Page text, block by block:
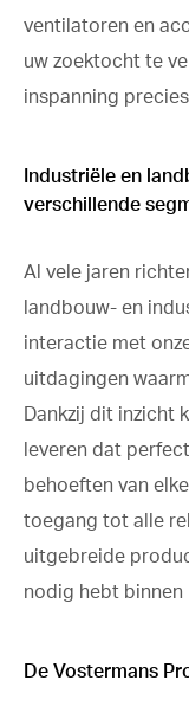
ventilatoren en
uw zoektocht te
inspanning
Industriële en
verschillende
Al vele jaren
landbouw- en
interactie met
uitdagingen
Dankzij dit inzicht
leveren dat
behoeften van
toegang tot alle
uitgebreide
nodig hebt
De Vostermans